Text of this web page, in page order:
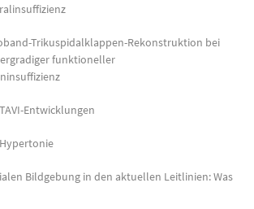
Trikuspidalklappen-Rekonstruktion bei
funktioneller
Entwicklungen
Bildgebung in den aktuellen Leitlinien: Was